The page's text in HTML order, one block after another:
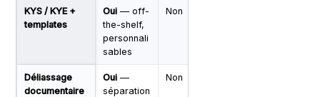
KYS / KYE +
templates
Oui — off-
the-shelf,
personnali
sables
Non
Déliassage
documentaire
Oui —
séparation
Non